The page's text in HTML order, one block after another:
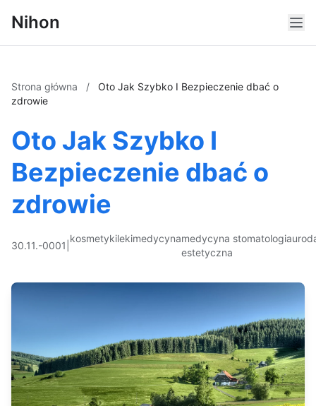
Nihon
Strona główna /
Oto Jak Szybko I Bezpieczenie dbać o
zdrowie
Oto Jak Szybko I
Bezpieczenie dbać o
zdrowie
30.11.-0001
kosmetykilekimedycynamedycyna
estetyczna
stomatologia